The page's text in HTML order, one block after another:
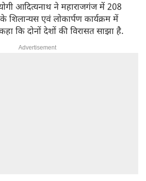
आदित्यनाथ ने महाराजगंज में 208
एवं लोकार्पण कार्यक्रम में
कि दोनों देशों की विरासत साझा है.
Advertisement